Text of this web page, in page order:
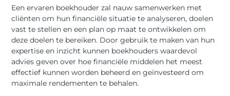
Een ervaren boekhouder zal nauw samenwerken met
cliënten om hun financiële situatie te analyseren, doelen
vast te stellen en een plan op maat te ontwikkelen om
deze doelen te bereiken. Door gebruik te maken van hun
expertise en inzicht kunnen boekhouders waardevol
advies geven over hoe financiële middelen het meest
effectief kunnen worden beheerd en geïnvesteerd om
maximale rendementen te behalen.